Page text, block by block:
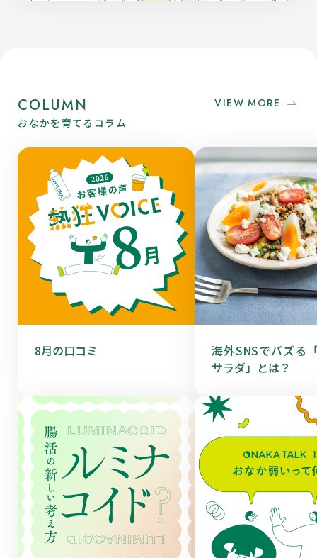
COLUMN
おなかを育てるコラム
VIEW MORE
8月の口コミ
海外SNSでバズる
サラダ」とは？